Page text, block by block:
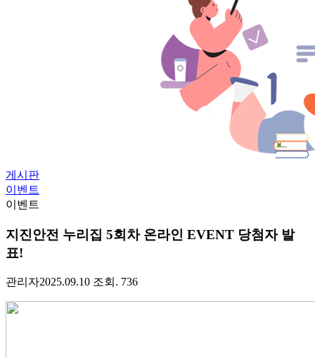
게시판
이벤트
이벤트
지진안전 누리집 5회차 온라인 EVENT 당첨자 발
표!
관리자2025.09.10 조회. 736